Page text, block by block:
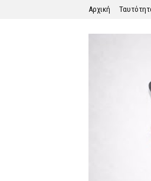
Αρχική